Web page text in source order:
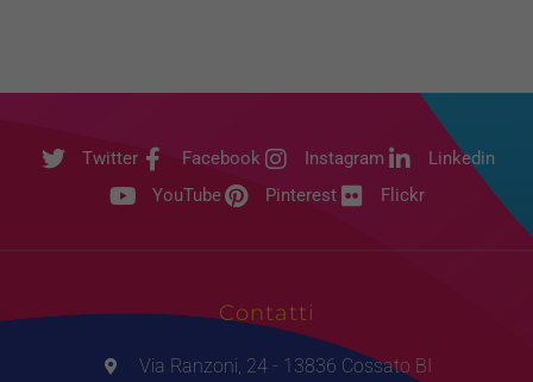
Twitter Facebook Instagram
Linkedin
YouTube
Pinterest Flickr
Contatti
Via Ranzoni, 24 - 13836 Cossato BI